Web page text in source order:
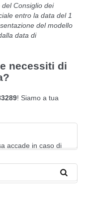
Consiglio dei
entro la data del 1
del modello
data di
necessiti di
! Siamo a tua
accade in caso di